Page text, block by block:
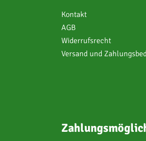
Kontakt
AGB
Widerrufsrecht
Versand und